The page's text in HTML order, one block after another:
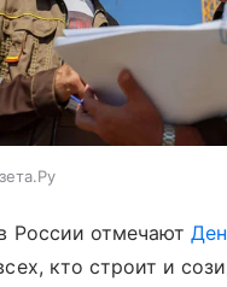
России отмечают
кто строит и